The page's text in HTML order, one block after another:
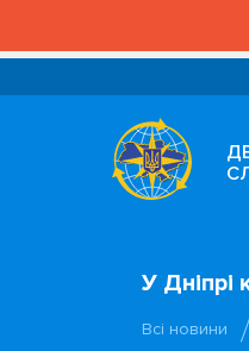
У Дніпрі
Всі новини